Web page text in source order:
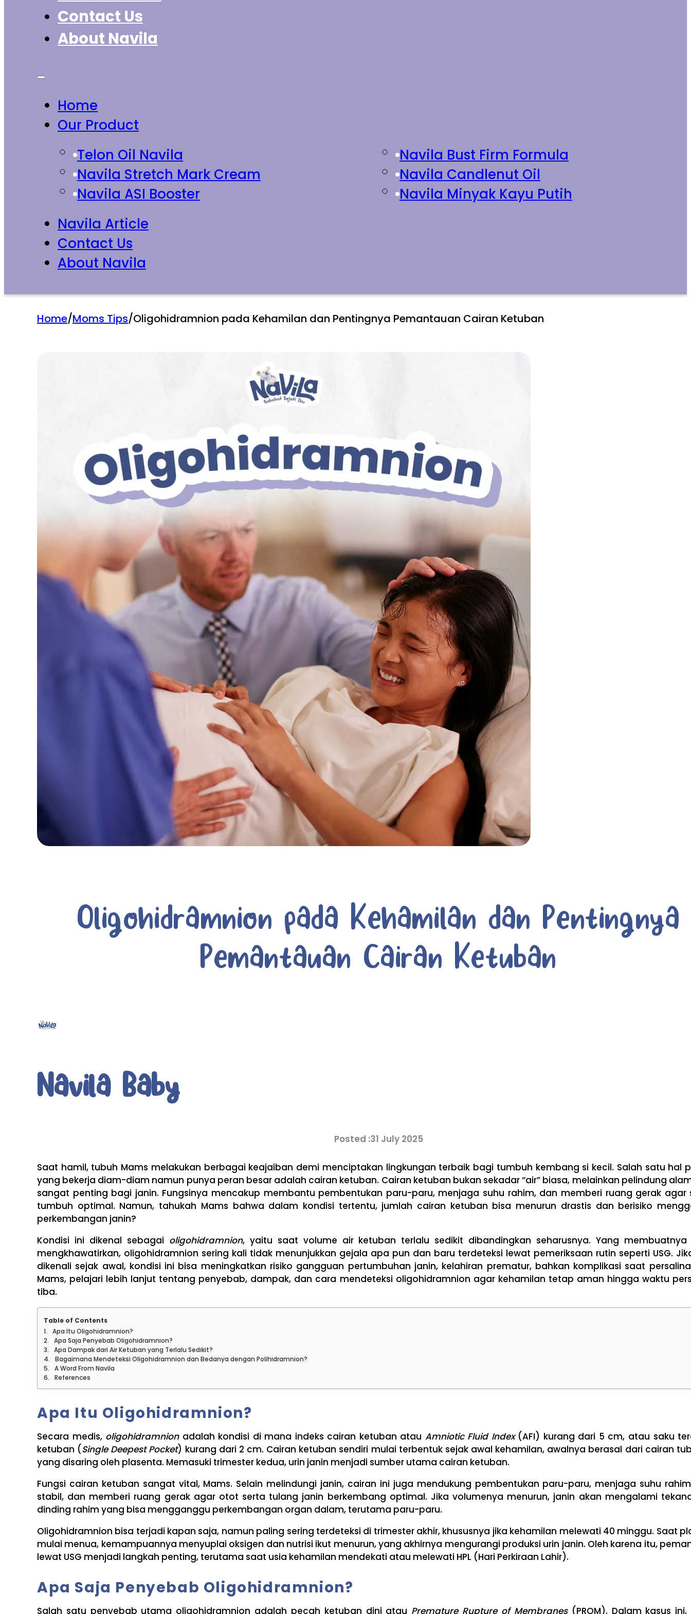
Contact Us
About Navila
Home
Our Product
Telon Oil Navila
Navila Stretch Mark Cream
Navila ASI Booster
Navila Bust Firm Formula
Navila Candlenut Oil
Navila Minyak Kayu Putih
Navila Article
Contact Us
About Navila
Home/Moms Tips/Oligohidramnion pada Kehamilan dan Pentingnya Pemantauan Cairan Ketuban
Oligohidramnion pada Kehamilan dan Pentingnya
Pemantauan Cairan Ketuban
Navila Baby
31 July 2025
Saat hamil, tubuh Mams melakukan berbagai keajaiban demi menciptakan lingkungan terbaik bagi tumbuh kembang si kecil. Salah satu hal
yang bekerja diam-diam namun punya peran besar adalah cairan ketuban. Cairan ketuban bukan sekadar “air” biasa, melainkan pelindung
sangat penting bagi janin. Fungsinya mencakup membantu pembentukan paru-paru, menjaga suhu rahim, dan memberi ruang gerak agar
tumbuh optimal. Namun, tahukah Mams bahwa dalam kondisi tertentu, jumlah cairan ketuban bisa menurun drastis dan berisiko
perkembangan janin?
Kondisi ini dikenal sebagai oligohidramnion, yaitu saat volume air ketuban terlalu sedikit dibandingkan seharusnya. Yang membuatnya
mengkhawatirkan, oligohidramnion sering kali tidak menunjukkan gejala apa pun dan baru terdeteksi lewat pemeriksaan rutin seperti USG.
dikenali sejak awal, kondisi ini bisa meningkatkan risiko gangguan pertumbuhan janin, kelahiran prematur, bahkan komplikasi saat
Mams, pelajari lebih lanjut tentang penyebab, dampak, dan cara mendeteksi oligohidramnion agar kehamilan tetap aman hingga waktu
tiba.
Table of Contents
Apa Itu Oligohidramnion?
Apa Saja Penyebab Oligohidramnion?
Apa Dampak dari Air Ketuban yang Terlalu Sedikit?
Bagaimana Mendeteksi Oligohidramnion dan Bedanya dengan Polihidramnion?
A Word From Navila
References
Apa Itu Oligohidramnion?
Secara medis, oligohidramnionadalah kondisi di mana indeks cairan ketuban atau Amniotic Fluid Index(AFI) kurang dari 5 cm, atau saku
ketuban (Single Deepest Pocket) kurang dari 2 cm. Cairan ketuban sendiri mulai terbentuk sejak awal kehamilan, awalnya berasal dari cairan
yang disaring oleh plasenta. Memasuki trimester kedua, urin janin menjadi sumber utama cairan ketuban.
Fungsi cairan ketuban sangat vital, Mams. Selain melindungi janin, cairan ini juga mendukung pembentukan paru-paru, menjaga suhu
stabil, dan memberi ruang gerak agar otot serta tulang janin berkembang optimal. Jika volumenya menurun, janin akan mengalami
dinding rahim yang bisa mengganggu perkembangan organ dalam, terutama paru-paru.
Oligohidramnion bisa terjadi kapan saja, namun paling sering terdeteksi di trimester akhir, khususnya jika kehamilan melewati 40 minggu. Saat
mulai menua, kemampuannya menyuplai oksigen dan nutrisi ikut menurun, yang akhirnya mengurangi produksi urin janin. Oleh karena itu,
lewat USG menjadi langkah penting, terutama saat usia kehamilan mendekati atau melewati HPL (Hari Perkiraan Lahir).
Apa Saja Penyebab Oligohidramnion?
Salah satu penyebab utama oligohidramnion adalah pecah ketuban dini atau Premature Rupture of Membranes(PROM). Dalam kasus